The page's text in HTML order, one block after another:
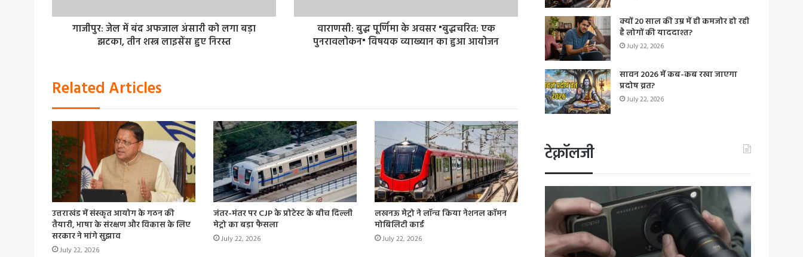
गाजीपुर: जेल में बंद अफजाल अंसारी को लगा बड़ा
झटका, तीन शस्त्र लाइसेंस हुए निरस्त
वाराणसी: बुद्ध पूर्णिमा के अवसर "बुद्धचरित: एक
पुनरावलोकन" विषयक व्याख्यान का हुआ आयोजन
Related Articles
उत्तराखंड में संस्कृत आयोग के गठन की
तैयारी, भाषा के संरक्षण और विकास के लिए
सरकार ने मांगे सुझाव
July 22, 2026
जंतर-मंतर पर CJP के प्रोटेस्ट के बीच दिल्ली
मेट्रो का बड़ा फैसला
July 22, 2026
लखनऊ मेट्रो ने लॉन्च किया नेशनल कॉमन
मोबिलिटी कार्ड
July 22, 2026
क्यों 20 साल की उम्र में ही कमजोर हो रही
है लोगों की याददाश्त?
July 22, 2026
सावन 2026 में कब-कब रखा जाएगा
प्रदोष व्रत?
July 22, 2026
टेक्नॉलजी